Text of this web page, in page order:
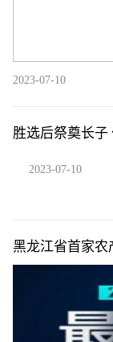
2023-07-10
胜选后祭奠长子
2023-07-10
黑龙江省首家农